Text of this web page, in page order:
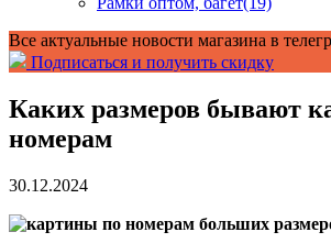
Все актуальные новости магазина в
Подписаться и получить скидку
Каких размеров бывают
номерам
30.12.2024